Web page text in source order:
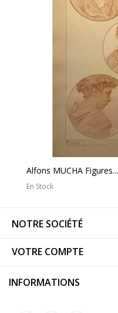
Alfons MUCHA Figures...
En Stock
NOTRE SOCIÉTÉ
VOTRE COMPTE
INFORMATIONS